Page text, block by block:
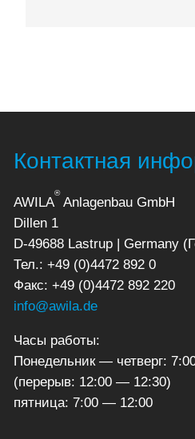
Контактная
AWILA
®
Anlagenbau GmbH
Dillen 1
D-49688 Lastrup | Germany
Тел.: +49 (0)4472 892 0
Факс: +49 (0)4472 892 220
info@awila.de
Часы работы:
Понедельник — четверг:
(перерыв: 12:00 — 12:30)
пятница: 7:00 — 12:00